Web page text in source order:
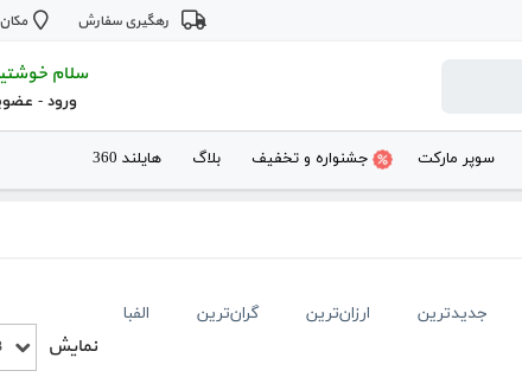
رهگیری سفارش
سلام
ورود -
سوپر مارکت جشنواره و تخفیف بلاگ هایلند 360
جدیدترین ارزان‌ترین گران‌ترین الفبا
نمایش